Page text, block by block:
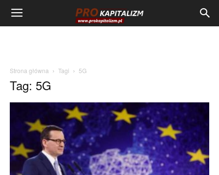
Strona główna Tagi 5G
Tag: 5G